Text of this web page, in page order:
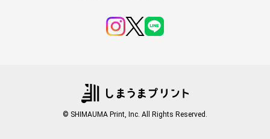
© SHIMAUMA Print, Inc. All Rights Reserved.